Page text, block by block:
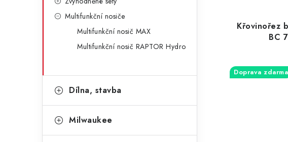
Multifunkční nosiče
Multifunkční nosič MAX
Multifunkční nosič RAPTOR Hydro
Dílna, stavba
Milwaukee
Křovinořez
BC
Doprava zdarma